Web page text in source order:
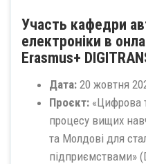
Участь кафедри
електроніки в
Erasmus+
Дата: 20 жовтня
Проєкт: «Цифрова
процесу вищих
та Молдові для
підприємствами»